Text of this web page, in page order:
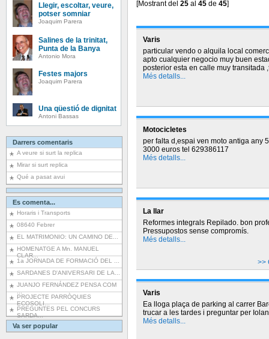
Llegir, escoltar, veure,
potser somniar
Joaquim Parera
Salines de la trinitat,
Punta de la Banya
Antonio Mora
Festes majors
Joaquim Parera
Una qüestió de dignitat
Antoni Bassas
Darrers comentaris
A veure si surt la replica
Mirar si surt replica
Qué a pasat avui
Es comenta...
Horaris i Transports
08640 Febrer
EL MATRIMONIO: UN CAMINO DE...
HOMENATGE A Mn. MANUEL
CLAR...
1a JORNADA DE FORMACIÓ DEL ...
SARDANES D'ANIVERSARI DE LA...
JUANJO FERNÁNDEZ PENSA COM
...
PROJECTE PARRÒQUIES
ECOSOLI...
PREGUNTES PEL CONCURS
SARDA...
Va ser popular
[Mostrant del 25 al 45 de 45]
Varis
particular vendo o alquila local
apto cualquier negocio muy buen
posterior esta en calle muy transitada
Més detalls...
Motocicletes
per falta d,espai ven moto antiga any
3000 euros tel 629386117
Més detalls...
La llar
Reformes integrals Repilado. bon
Pressupostos sense compromís.
Més detalls...
>>
Varis
Ea lloga plaça de parking al carrer
trucar a les tardes i preguntar per
Més detalls...